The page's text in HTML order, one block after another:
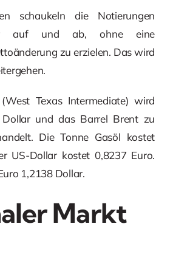
schaukeln die Notierungen
auf und ab, ohne eine
zu erzielen. Das wird
Texas Intermediate) wird
und das Barrel Brent zu
Die Tonne Gasöl kostet
US-Dollar kostet 0,8237 Euro.
1,2138 Dollar.
Markt